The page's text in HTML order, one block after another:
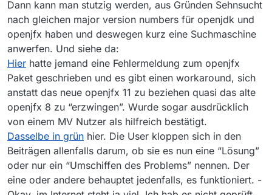
Dann kann man stutzig werden, aus Gründen Sehnsucht
nach gleichen major version numbers für openjdk und
openjfx haben und deswegen kurz eine Suchmaschine
anwerfen. Und siehe da:
Hier hatte jemand eine Fehlermeldung zum openjfx
Paket geschrieben und es gibt einen workaround, sich
anstatt das neue openjfx 11 zu beziehen quasi das alte
openjfx 8 zu “erzwingen”. Wurde sogar ausdrücklich
von einem MV Nutzer als hilfreich bestätigt.
Dasselbe in grün hier. Die User kloppen sich in den
Beiträgen allenfalls darum, ob sie es nun eine “Lösung”
oder nur ein “Umschiffen des Problems” nennen. Der
eine oder andere behauptet jedenfalls, es funktioniert. -